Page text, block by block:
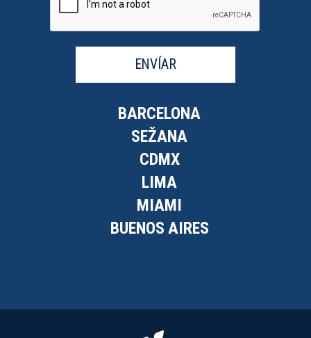
ENVÍAR
BARCELONA
SEŽANA
CDMX
LIMA
MIAMI
BUENOS AIRES